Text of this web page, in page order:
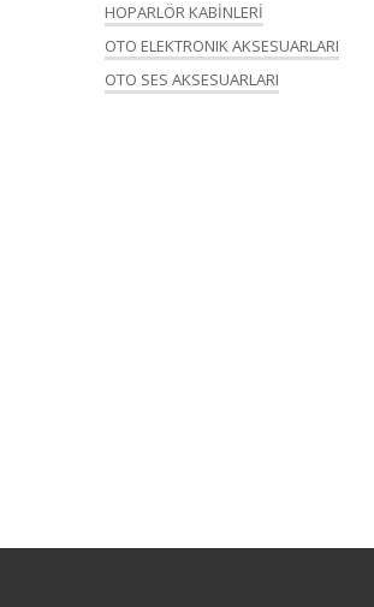
HOPARLÖR KABİNLERİ
OTO ELEKTRONIK AKSESUARLARI
OTO SES AKSESUARLARI